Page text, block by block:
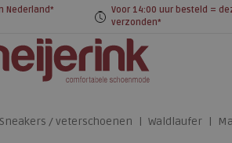
Nederland*
Voor 14:00 uur besteld =
verzonden*
Sneakers / veterschoenen Waldlaufer